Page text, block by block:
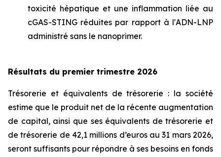
toxicité hépatique et une inflammation liée au
cGAS-STING réduites par rapport à l'ADN-LNP
administré sans le nanoprimer.
Résultats du premier trimestre 2026
Trésorerie et équivalents de trésorerie : la société
estime que le produit net de la récente augmentation
de capital, ainsi que ses équivalents de trésorerie et
de trésorerie de 42,1 millions d’euros au 31 mars 2026,
seront suffisants pour répondre à ses besoins en fonds